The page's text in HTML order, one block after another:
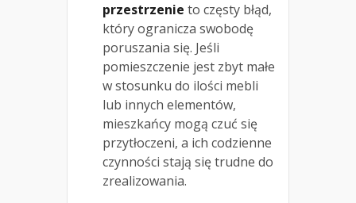
przestrzenie to częsty błąd,
który ogranicza swobodę
poruszania się. Jeśli
pomieszczenie jest zbyt małe
w stosunku do ilości mebli
lub innych elementów,
mieszkańcy mogą czuć się
przytłoczeni, a ich codzienne
czynności stają się trudne do
zrealizowania.